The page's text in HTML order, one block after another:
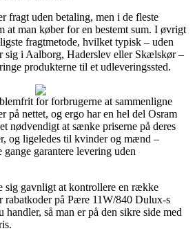
fragt uden betaling, men i de fleste
man køber for en bestemt sum. I øvrigt
fragtmetode, hvilket typisk – uden
sig i Aalborg, Haderslev eller Skælskør –
produkterne til et udleveringssted.
for forbrugerne at sammenligne
på nettet, og ergo har en hel del Osram
nødvendigt at sænke priserne på deres
og ligeledes til kvinder og mænd –
garantere levering uden
sig gavnligt at kontrollere en række
rabatkoder på Pære 11W/840 Dulux-s
så man er på den sikre side med